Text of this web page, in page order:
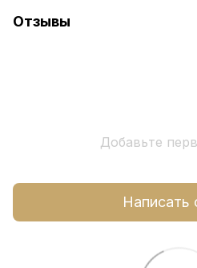
Отзывы
Добавьте
Написать